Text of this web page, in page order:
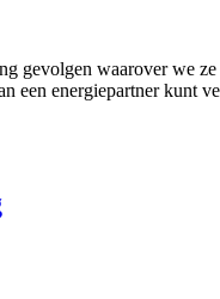
gevolgen waarover we
energiepartner kunt